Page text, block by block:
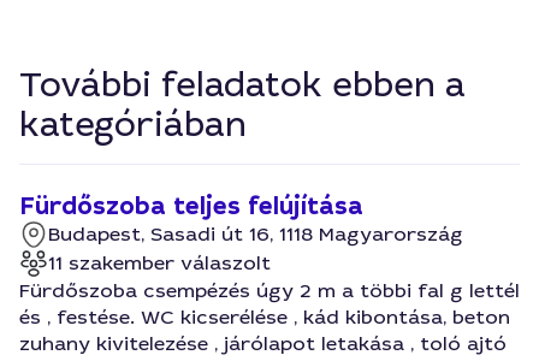
További feladatok ebben a
kategóriában
Fürdőszoba teljes felújítása
Budapest, Sasadi út 16, 1118 Magyarország
11 szakember válaszolt
Fürdőszoba csempézés úgy 2 m a többi fal g lettél
és , festése. WC kicserélése , kád kibontása, beton
zuhany kivitelezése , járólapot letakása , toló ajtó